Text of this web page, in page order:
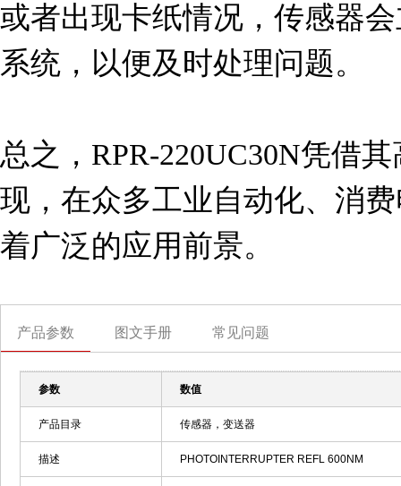
或者出现卡纸情况，传感器
系统，以便及时处理问题。
总之，RPR-220UC30N凭借
现，在众多工业自动化、消
着广泛的应用前景。
产品参数 图文手册 常见问题
参数 数值
产品目录 传感器，变送器
描述 PHOTOINTERRUPTER REFL 600NM